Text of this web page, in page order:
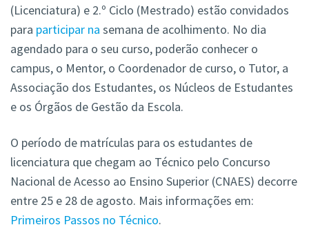
(Licenciatura) e 2.º Ciclo (Mestrado) estão convidados
para participar na semana de acolhimento. No dia
agendado para o seu curso, poderão conhecer o
campus, o Mentor, o Coordenador de curso, o Tutor, a
Associação dos Estudantes, os Núcleos de Estudantes
e os Órgãos de Gestão da Escola.
O período de matrículas para os estudantes de
licenciatura que chegam ao Técnico pelo Concurso
Nacional de Acesso ao Ensino Superior (CNAES) decorre
entre 25 e 28 de agosto. Mais informações em:
Primeiros Passos no Técnico.